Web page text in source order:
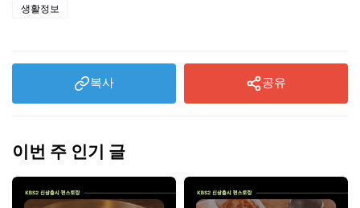
생활정보
복사 공유
이번 주 인기 글